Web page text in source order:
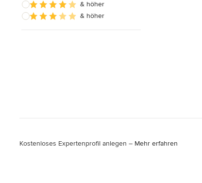
& höher
& höher
Kostenloses Expertenprofil anlegen – Mehr erfahren